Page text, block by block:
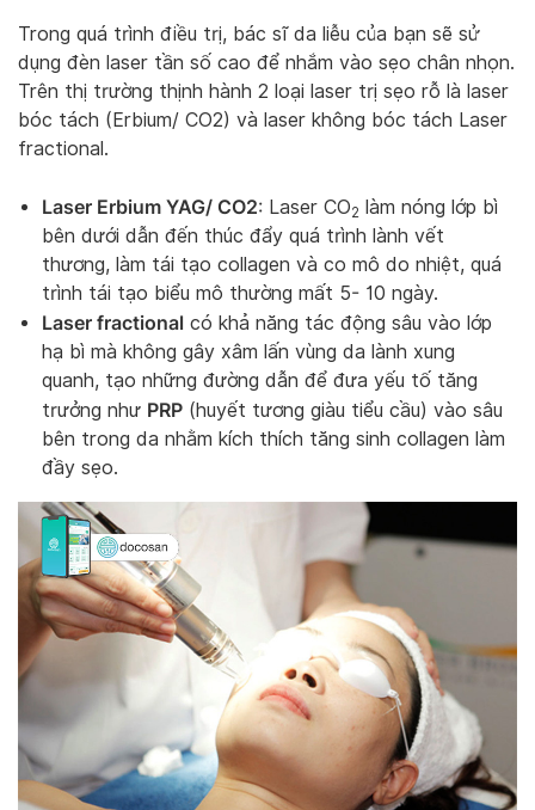
Trong quá trình điều trị, bác sĩ da liễu của bạn sẽ sử
dụng đèn laser tần số cao để nhắm vào sẹo chân nhọn.
Trên thị trường thịnh hành 2 loại laser trị sẹo rỗ là laser
bóc tách (Erbium/ CO2) và laser không bóc tách Laser
fractional.
Laser Erbium YAG/ CO2: Laser CO2 làm nóng lớp bì
bên dưới dẫn đến thúc đẩy quá trình lành vết
thương, làm tái tạo collagen và co mô do nhiệt, quá
trình tái tạo biểu mô thường mất 5- 10 ngày.
Laser fractional có khả năng tác động sâu vào lớp
hạ bì mà không gây xâm lấn vùng da lành xung
quanh, tạo những đường dẫn để đưa yếu tố tăng
trưởng như PRP (huyết tương giàu tiểu cầu) vào sâu
bên trong da nhằm kích thích tăng sinh collagen làm
đầy sẹo.